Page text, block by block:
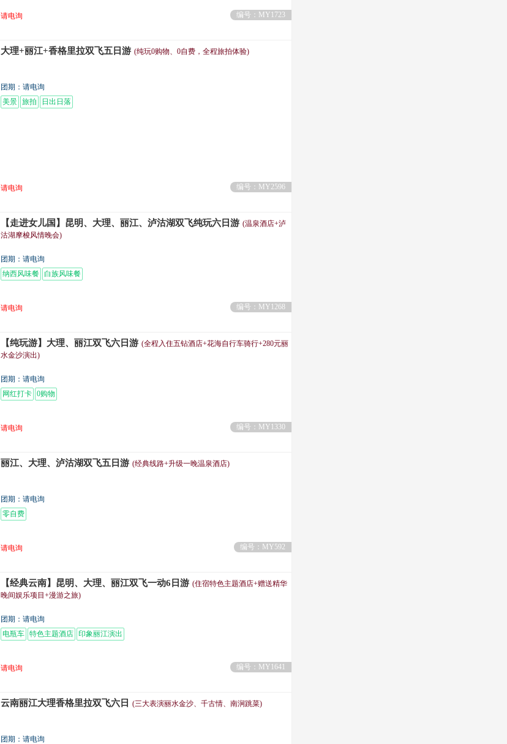
请电询
编号：MY1723
大理+丽江+香格里拉双飞五日游 (纯玩0购物、0自费，全程旅拍体验)
团期：请电询
美景 旅拍 日出日落
请电询
编号：MY2596
【走进女儿国】昆明、大理、丽江、泸沽湖双飞纯玩六日游 (温泉酒店+泸
沽湖摩梭风情晚会)
团期：请电询
纳西风味餐 白族风味餐
请电询
编号：MY1268
【纯玩游】大理、丽江双飞六日游 (全程入住五钻酒店+花海自行车骑行+280元丽
水金沙演出)
团期：请电询
网红打卡 0购物
请电询
编号：MY1330
丽江、大理、泸沽湖双飞五日游 (经典线路+升级一晚温泉酒店)
团期：请电询
零自费
请电询
编号：MY592
【经典云南】昆明、大理、丽江双飞一动6日游 (住宿特色主题酒店+赠送精华
晚间娱乐项目+漫游之旅)
团期：请电询
电瓶车 特色主题酒店 印象丽江演出
请电询
编号：MY1641
云南丽江大理香格里拉双飞六日 (三大表演丽水金沙、千古情、南涧跳菜)
团期：请电询